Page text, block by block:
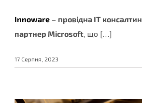
Innoware – провідна ІТ
партнер Microsoft, що […]
17 Серпня, 2023